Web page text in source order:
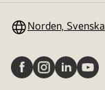
Norden, Svenska